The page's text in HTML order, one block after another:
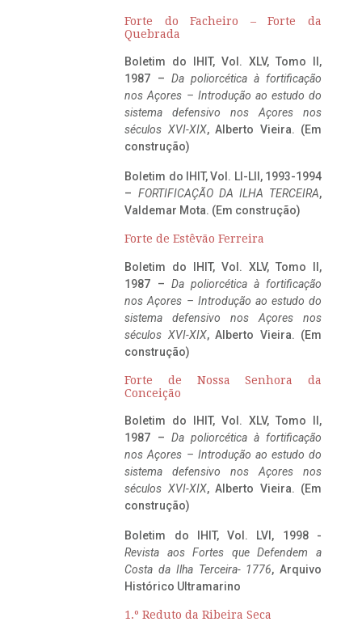
Forte do Facheiro – Forte da
Quebrada
Boletim do IHIT, Vol. XLV, Tomo II,
1987 – Da poliorcética à fortificação
nos Açores – Introdução ao estudo do
sistema defensivo nos Açores nos
séculos XVI-XIX, Alberto Vieira. (Em
construção)
Boletim do IHIT, Vol. LI-LII, 1993-1994
– FORTIFICAÇÃO DA ILHA TERCEIRA,
Valdemar Mota. (Em construção)
Forte de Estêvão Ferreira
Boletim do IHIT, Vol. XLV, Tomo II,
1987 – Da poliorcética à fortificação
nos Açores – Introdução ao estudo do
sistema defensivo nos Açores nos
séculos XVI-XIX, Alberto Vieira. (Em
construção)
Forte de Nossa Senhora da
Conceição
Boletim do IHIT, Vol. XLV, Tomo II,
1987 – Da poliorcética à fortificação
nos Açores – Introdução ao estudo do
sistema defensivo nos Açores nos
séculos XVI-XIX, Alberto Vieira. (Em
construção)
Boletim do IHIT, Vol. LVI, 1998 -
Revista aos Fortes que Defendem a
Costa da Ilha Terceira- 1776, Arquivo
Histórico Ultramarino
1.º Reduto da Ribeira Seca